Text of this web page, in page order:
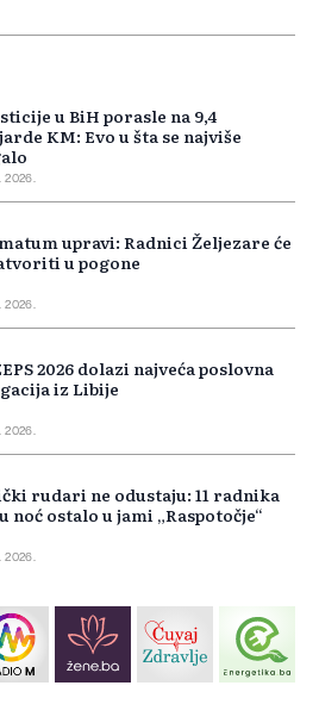
u BiH porasle na 9,4
KM: Evo u šta se najviše
2026.
upravi: Radnici Željezare će
u pogone
2026.
2026 dolazi najveća poslovna
iz Libije
2026.
rudari ne odustaju: 11 radnika
noć ostalo u jami „Raspotočje“
2026.